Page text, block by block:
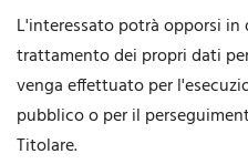
L'interessato potrà opporsi in
trattamento dei propri dati
venga effettuato per
pubblico o per il
Titolare.